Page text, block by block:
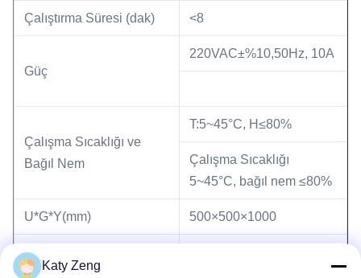
Çalıştırma Süresi (dak) <8
Güç
220VAC±%10,50Hz, 10A
Çalışma Sıcaklığı ve
Bağıl Nem
T:5~45°C, H≤80%
Çalışma Sıcaklığı
5~45°C, bağıl nem ≤80%
U*G*Y(mm) 500×500×1000
Ağırlık(kg)
Katy Zeng